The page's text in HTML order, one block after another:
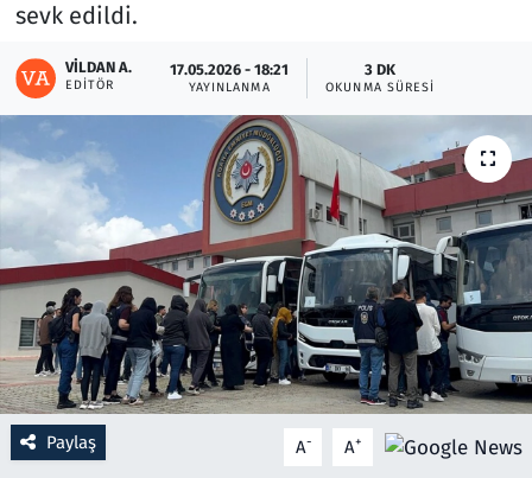
sevk edildi.
VILDAN A.
EDITÖR
17.05.2026 - 18:21
YAYINLANMA
3 DK
OKUNMA SÜRESI
Paylaş A- A+
Otomobil
Oyun
Ramazan
Resmi İlanlar
Rüya Tabirleri
Sağlık
Savunma Sanayi
Seçim 2023